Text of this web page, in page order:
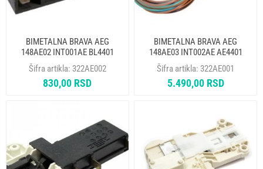
BIMETALNA BRAVA AEG
148AE02 INT001AE BL4401
Šifra artikla: 322AE002
830,00 RSD
BIMETALNA BRAVA AEG
148AE03 INT002AE AE4401
Šifra artikla: 322AE001
5.490,00 RSD